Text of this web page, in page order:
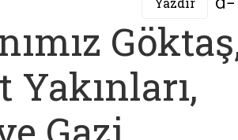
Yakınları,